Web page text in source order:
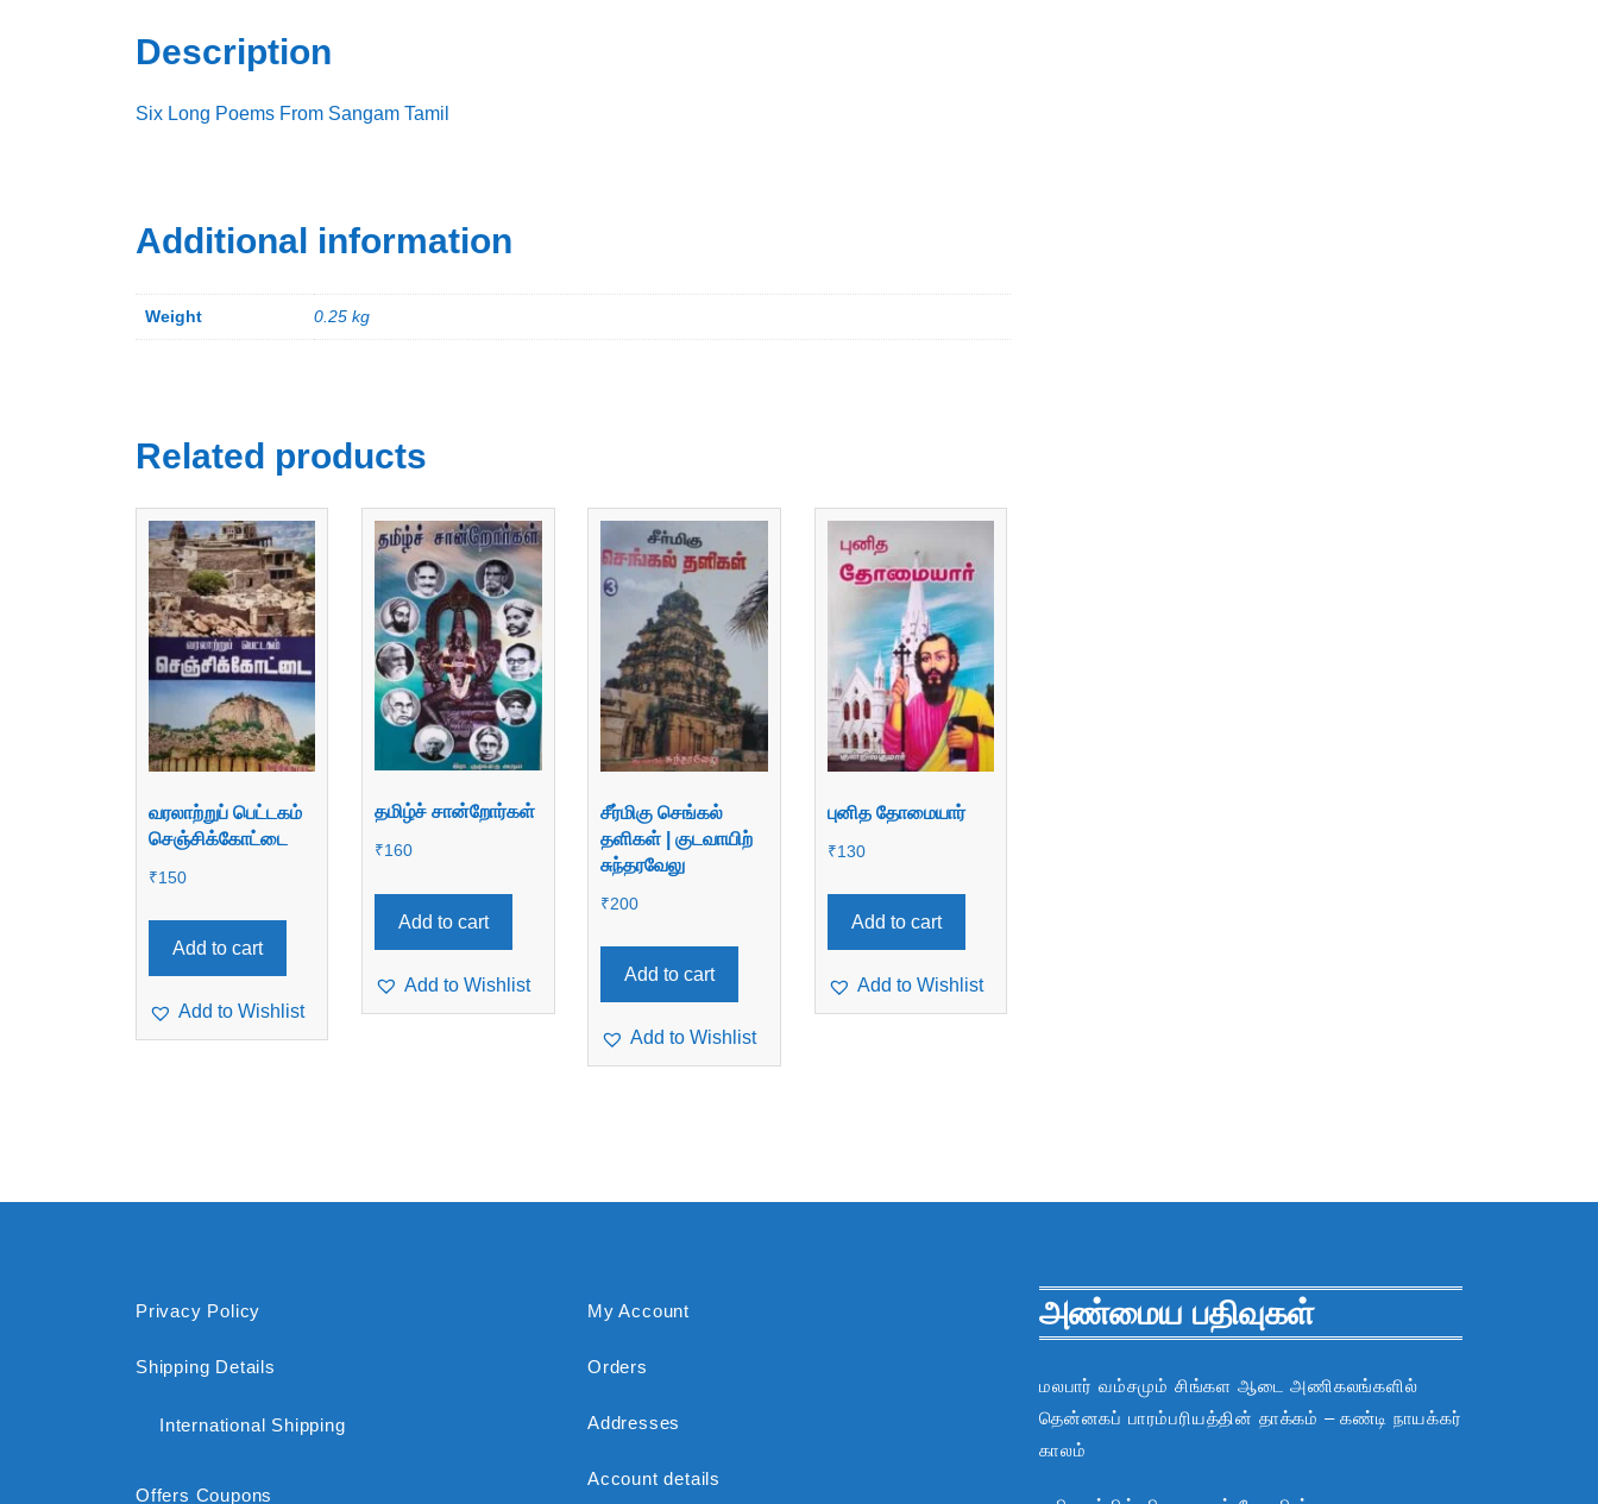
Description
Six Long Poems From Sangam Tamil
Additional information
Weight 0.25 kg
Related products
வரலாற்றுப் பெட்டகம்
செஞ்சிக்கோட்டை
₹150
Add to cart
Add to Wishlist
தமிழ்ச் சான்றோர்கள்
₹160
Add to cart
Add to Wishlist
சீர்மிகு செங்கல்
தளிகள் | குடவாயிற்
சுந்தரவேலு
₹200
Add to cart
Add to Wishlist
புனித தோமையார்
₹130
Add to cart
Add to Wishlist
Privacy Policy
Shipping Details
International Shipping
Offers Coupons
My Account
Orders
Addresses
Account details
அண்மைய பதிவுகள்
மலபார் வம்சமும் சிங்கள ஆடை அணிகலங்களில்
தென்னகப் பாரம்பரியத்தின் தாக்கம் – கண்டி நாயக்கர்
காலம்